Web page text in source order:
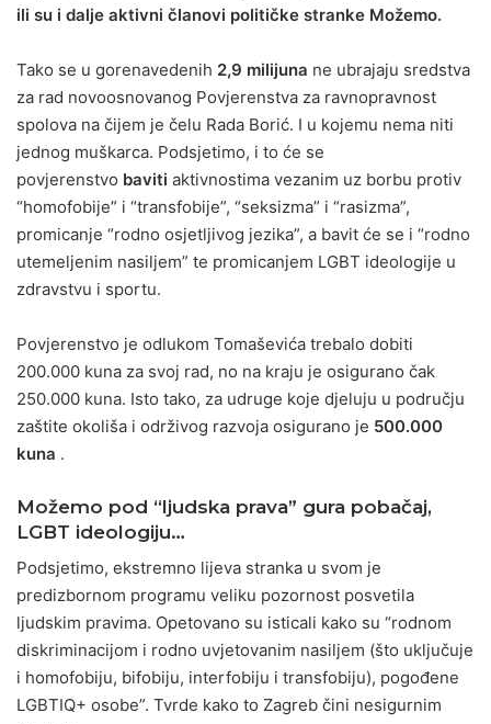
ili su i dalje aktivni članovi političke stranke Možemo.
Tako se u gorenavedenih 2,9 milijuna ne ubrajaju sredstva
za rad novoosnovanog Povjerenstva za ravnopravnost
spolova na čijem je čelu Rada Borić. I u kojemu nema niti
jednog muškarca. Podsjetimo, i to će se
povjerenstvo baviti aktivnostima vezanim uz borbu protiv
“homofobije” i “transfobije”, “seksizma” i “rasizma”,
promicanje “rodno osjetljivog jezika”, a bavit će se i “rodno
utemeljenim nasiljem” te promicanjem LGBT ideologije u
zdravstvu i sportu.
Povjerenstvo je odlukom Tomaševića trebalo dobiti
200.000 kuna za svoj rad, no na kraju je osigurano čak
250.000 kuna. Isto tako, za udruge koje djeluju u području
zaštite okoliša i održivog razvoja osigurano je 500.000
kuna .
Možemo pod “ljudska prava” gura pobačaj,
LGBT ideologiju…
Podsjetimo, ekstremno lijeva stranka u svom je
predizbornom programu veliku pozornost posvetila
ljudskim pravima. Opetovano su isticali kako su “rodnom
diskriminacijom i rodno uvjetovanim nasiljem (što uključuje
i homofobiju, bifobiju, interfobiju i transfobiju), pogođene
LGBTIQ+ osobe”. Tvrde kako to Zagreb čini nesigurnim